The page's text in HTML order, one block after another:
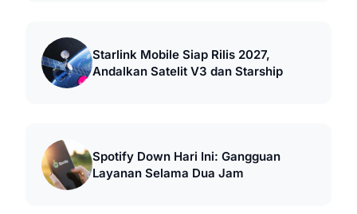
Starlink Mobile Siap Rilis 2027,
Andalkan Satelit V3 dan Starship
Spotify Down Hari Ini: Gangguan
Layanan Selama Dua Jam